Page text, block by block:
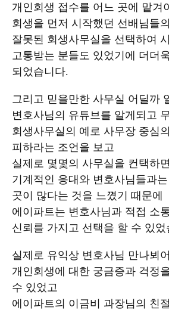
개인회생 접수를 어느 곳에 맡겨
회생을 먼저 시작했던 선배님들
잘못된 회생사무실을 선택하여
고통받는 분들도 있었기에 더더
되었습니다.
그리고 믿을만한 사무실 어딜까
변호사님의 유튜브를 알게되고
회생사무실의 예로 사무장 중심
피하라는 조언을 보고
실제로 몇몇의 사무실을 컨택하
기계적인 응대와 변호사님들과
곳이 많다는 것을 느꼈기 때문에
에이파트는 변호사님과 적접 소
신뢰를 가지고 선택을 할 수 있었
실제로 유익상 변호사님 만나뵈
개인회생에 대한 궁금증과 걱정
수 있었고
에이파트의 이금비 과장님의 친